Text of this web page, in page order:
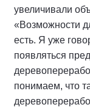
увеличивали
«Возможности
есть. Я уже
появляться
понимаем, что